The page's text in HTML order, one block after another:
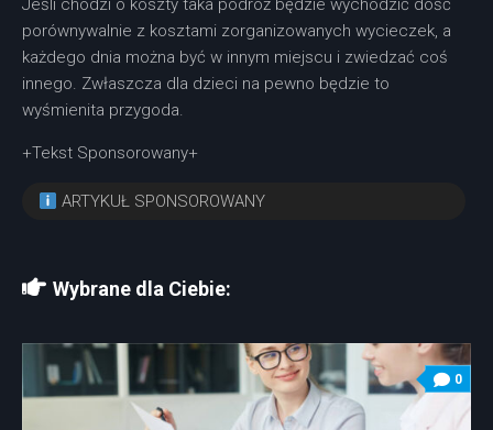
Jeśli chodzi o koszty taka podróż będzie wychodzić dość
porównywalnie z kosztami zorganizowanych wycieczek, a
każdego dnia można być w innym miejscu i zwiedzać coś
innego. Zwłaszcza dla dzieci na pewno będzie to
wyśmienita przygoda.
+Tekst Sponsorowany+
ARTYKUŁ SPONSOROWANY
Wybrane dla Ciebie:
0